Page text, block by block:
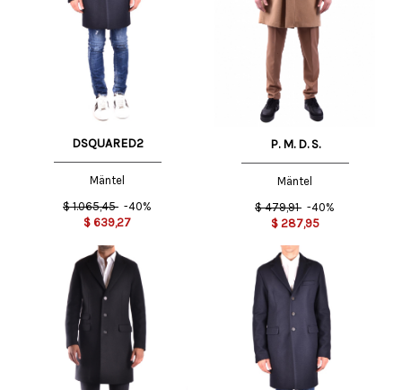
DSQUARED2
Mäntel
$ 1.065,45 -40%
$ 639,27
P. M. D. S.
Mäntel
$ 479,91 -40%
$ 287,95